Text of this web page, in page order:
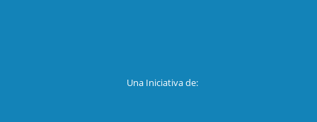
Una Iniciativa de: